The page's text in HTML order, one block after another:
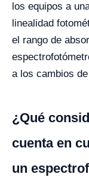
los equipos a
linealidad
el rango de
a los cambios
¿Qué
cuenta en
un